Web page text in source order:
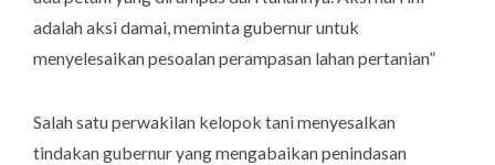
adalah aksi damai, meminta gubernur untuk
menyelesaikan pesoalan perampasan lahan pertanian”
Salah satu perwakilan kelopok tani menyesalkan
tindakan gubernur yang mengabaikan penindasan